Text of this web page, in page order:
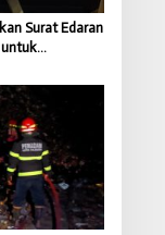
Surat Edaran
untuk